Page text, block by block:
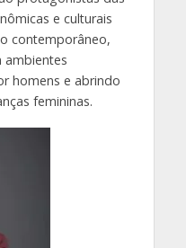
e culturais
contemporâneo,
ambientes
homens e abrindo
femininas.